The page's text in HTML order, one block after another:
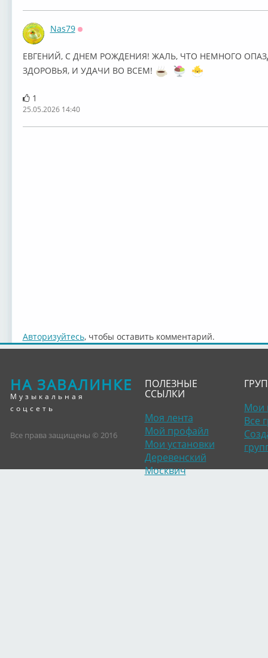
Nas79
ЕВГЕНИЙ, С ДНЕМ РОЖДЕНИЯ! ЖАЛЬ, ЧТО НЕМНОГО
ЗДОРОВЬЯ, И УДАЧИ ВО ВСЕМ!
1
25.05.2026 14:40
Авторизуйтесь, чтобы оставить комментарий.
НА ЗАВАЛИНКЕ
Музыкальная
соцсеть
Все права защищены © 2016
ПОЛЕЗНЫЕ
ССЫЛКИ
Моя лента
Мой профайл
Мои установки
Деревенский
Москвич
Мои
Все